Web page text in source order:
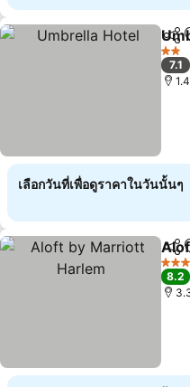
แชร์
2 ดาว
7.1
เลือกวันที่เพื่อดูราคาในวันนั้นๆ
แชร์
3 ดาว
8.2